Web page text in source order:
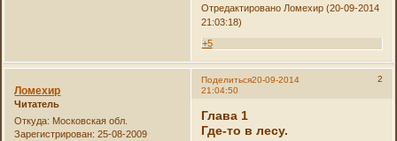
Отредактировано Ломехир (20-09-2014
21:03:18)
+5
Поделиться 2
20-09-2014
21:04:50
Ломехир
Читатель
Откуда: Московская обл.
Зарегистрирован: 25-08-2009
Глава 1
Где-то в лесу.